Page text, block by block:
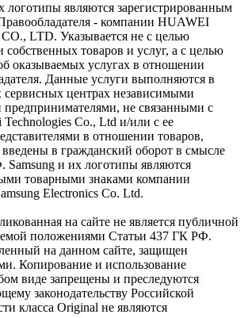
логотипы являются зарегистрированным
- компании HUAWEI
LTD. Указывается не с целью
товаров и услуг, а с целью
оказываемых услугах в отношении
Данные услуги выполняются в
сервисных центрах независимыми
не связанными с
Co., Ltd и/или с ее
в отношении товаров,
в гражданский оборот в смысле
Samsung и их логотипы являются
товарными знаками компании
Electronics Co. Ltd.
на сайте не является публичной
положениями Статьи 437 ГК РФ.
на данном сайте, защищен
Копирование и использование
виде запрещены и преследуются
законодательству Российской
класса Original не являются